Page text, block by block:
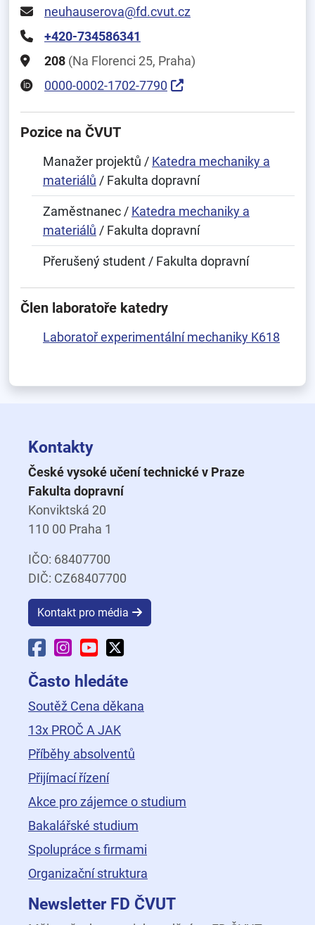
neuhauserova@fd.cvut.cz
+420-734586341
208 (Na Florenci 25, Praha)
0000-0002-1702-7790
Pozice na ČVUT
Manažer projektů / Katedra mechaniky a
materiálů / Fakulta dopravní
Zaměstnanec / Katedra mechaniky a
materiálů / Fakulta dopravní
Přerušený student / Fakulta dopravní
Člen laboratoře katedry
Laboratoř experimentální mechaniky K618
Kontakty
České vysoké učení technické v Praze
Fakulta dopravní
Konviktská 20
110 00 Praha 1
IČO: 68407700
DIČ: CZ68407700
Kontakt pro média
Facebook Fakulty dopravní
Instagram Fakulty dopravní
YouTube Fakulty dopravní
Často hledáte
Soutěž Cena děkana
13x PROČ A JAK
Příběhy absolventů
Přijímací řízení
Akce pro zájemce o studium
Bakalářské studium
Spolupráce s firmami
Organizační struktura
Newsletter FD ČVUT